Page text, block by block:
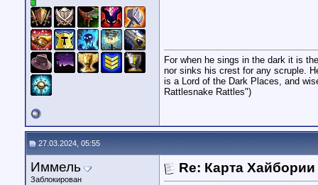
For when he sings in the dark it is
nor sinks his crest for any scruple.
is a Lord of the Dark Places, and
Rattlesnake Rattles")
27.03.2024, 05:55
Иммель
Заблокирован
Re: Карта Хайбории